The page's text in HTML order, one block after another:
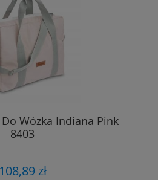
Wózka Indiana Pink
8403
108,89 zł